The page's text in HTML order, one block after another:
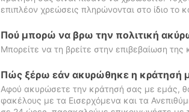
επιπλέον χρεώσεις πληρώνονται στο ίδιο το
Πού μπορώ να βρω την πολιτική
Μπορείτε να τη βρείτε στην επιβεβαίωση
Πώς ξέρω εάν ακυρώθηκε η κράτησή
Αφού ακυρώσετε την κράτησή σας με εμάς,
φακέλους με τα Εισερχόμενα και τα